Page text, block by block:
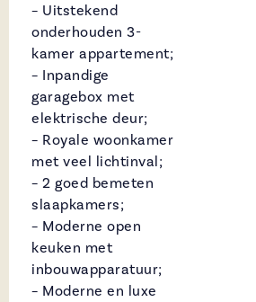
– Uitstekend
onderhouden 3-
kamer appartement;
– Inpandige
garagebox met
elektrische deur;
– Royale woonkamer
met veel lichtinval;
– 2 goed bemeten
slaapkamers;
– Moderne open
keuken met
inbouwapparatuur;
– Moderne en luxe